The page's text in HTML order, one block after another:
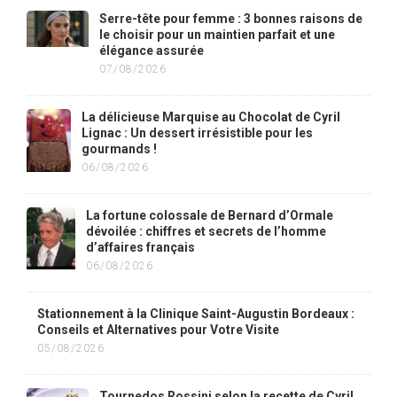
Serre-tête pour femme : 3 bonnes raisons de
le choisir pour un maintien parfait et une
élégance assurée
07/08/2026
La délicieuse Marquise au Chocolat de Cyril
Lignac : Un dessert irrésistible pour les
gourmands !
06/08/2026
La fortune colossale de Bernard d’Ormale
dévoilée : chiffres et secrets de l’homme
d’affaires français
06/08/2026
Stationnement à la Clinique Saint-Augustin Bordeaux :
Conseils et Alternatives pour Votre Visite
05/08/2026